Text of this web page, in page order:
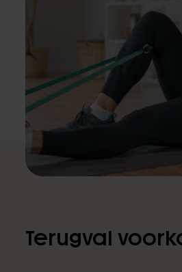
Terugval